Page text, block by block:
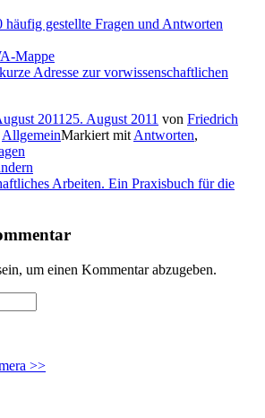
häufig gestellte Fragen und Antworten
Mappe
Adresse zur vorwissenschaftlichen
2011 25. August 2011 von Friedrich
AllgemeinMarkiert mit Antworten,
Arbeiten. Ein Praxisbuch für die
um einen Kommentar abzugeben.
>>